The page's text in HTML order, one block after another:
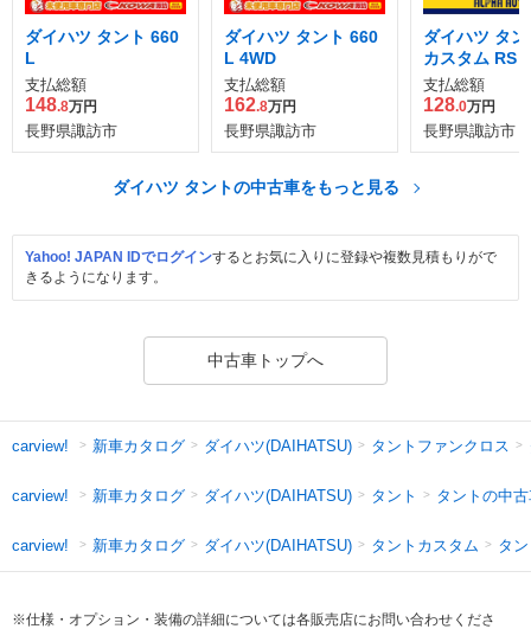
ダイハツ タント 660
L
支払総額
148.8万円
長野県諏訪市
ダイハツ タント 660
L 4WD
支払総額
162.8万円
長野県諏訪市
ダイハツ タ
カスタム RS
支払総額
128.0万円
長野県諏訪市
ダイハツ タントの中古車をもっと見る
Yahoo! JAPAN IDでログインするとお気に入りに登録や複数見積もりがで
きるようになります。
中古車トップへ
carview! 新車カタログ ダイハツ(DAIHATSU) タントファンクロス
carview! 新車カタログ ダイハツ(DAIHATSU) タント タントの中
carview! 新車カタログ ダイハツ(DAIHATSU) タントカスタム タ
※仕様・オプション・装備の詳細については各販売店にお問い合わせくださ